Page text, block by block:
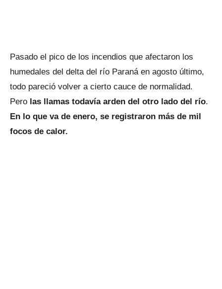
Pasado el pico de los incendios que afectaron los
humedales del delta del río Paraná en agosto último,
todo pareció volver a cierto cauce de normalidad.
Pero las llamas todavía arden del otro lado del río.
En lo que va de enero, se registraron más de mil
focos de calor.